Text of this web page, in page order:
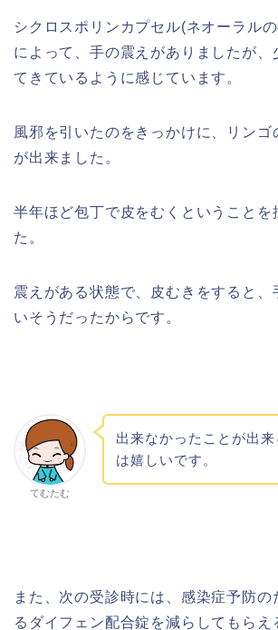
シクロスポリンカプセル(ネオーラル
によって、手の震えがありましたが、
てきているように感じています。
風邪を引いたのをきっかけに、リンゴ
が出来ました。
半年ほど包丁で皮をむくということを
た。
震えがある状態で、皮むきをすると、
いそうだったからです。
てむたむ
出来なかったことが出
は嬉しいです。
また、次の受診時には、感染症予防の
るダイフェン配合錠を減らしてもらえ